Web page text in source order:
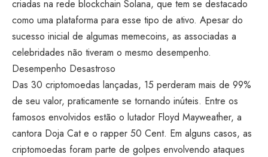
criadas na rede blockchain Solana, que tem se destacado
como uma plataforma para esse tipo de ativo. Apesar do
sucesso inicial de algumas memecoins, as associadas a
celebridades não tiveram o mesmo desempenho.
Desempenho Desastroso
Das 30 criptomoedas lançadas, 15 perderam mais de 99%
de seu valor, praticamente se tornando inúteis. Entre os
famosos envolvidos estão o lutador Floyd Mayweather, a
cantora Doja Cat e o rapper 50 Cent. Em alguns casos, as
criptomoedas foram parte de golpes envolvendo ataques